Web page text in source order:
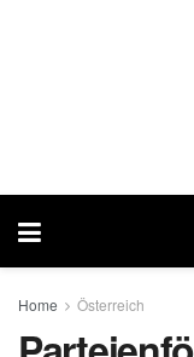
Home Österreich